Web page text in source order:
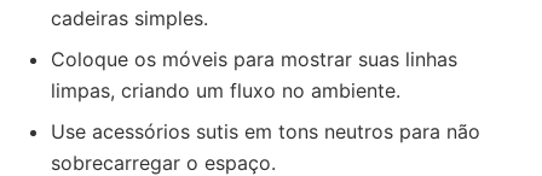
cadeiras simples.
Coloque os móveis para mostrar suas linhas
limpas, criando um fluxo no ambiente.
Use acessórios sutis em tons neutros para não
sobrecarregar o espaço.